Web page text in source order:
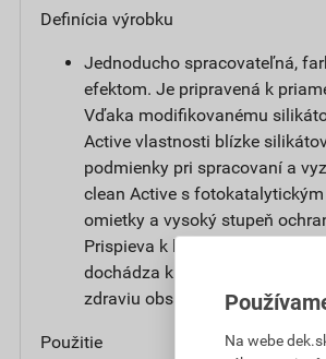
Definícia výrobku
Jednoducho spracovateľná,
efektom. Je pripravená k
Vďaka modifikovanému
Active vlastnosti blízke
podmienky pri spracovaní a
clean Active s
omietky a vysoký stupeň
Prispieva k lepšiemu
dochádza k reakcii, ktorá
zdraviu obsiahnuté vo
Použitie
Na webe